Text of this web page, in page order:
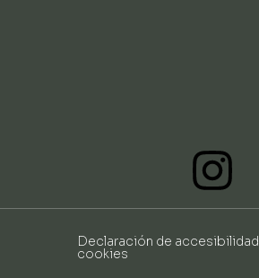
Declaración de accesibilidad
cookies